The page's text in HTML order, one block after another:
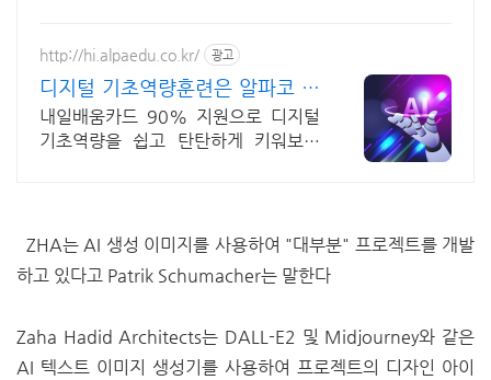
http://hi.alpaedu.co.kr/ 광고
디지털 기초역량훈련은 알파코 AI
어플리케이션 개발
내일배움카드 90% 지원으로 디지털
기초역량을 쉽고 탄탄하게 키워보세
ZHA는 AI 생성 이미지를 사용하여 "대부분" 프로젝트를 개발
하고 있다고 Patrik Schumacher는 말한다
Zaha Hadid Architects는 DALL-E2 및 Midjourney와 같은
AI 텍스트 이미지 생성기를 사용하여 프로젝트의 디자인 아이